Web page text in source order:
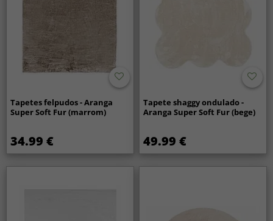
Tapetes felpudos - Aranga
Super Soft Fur (marrom)
34.99 €
Tapete shaggy ondulado -
Aranga Super Soft Fur (bege)
49.99 €